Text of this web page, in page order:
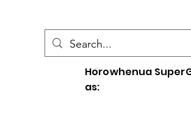
Horowhenua
as: